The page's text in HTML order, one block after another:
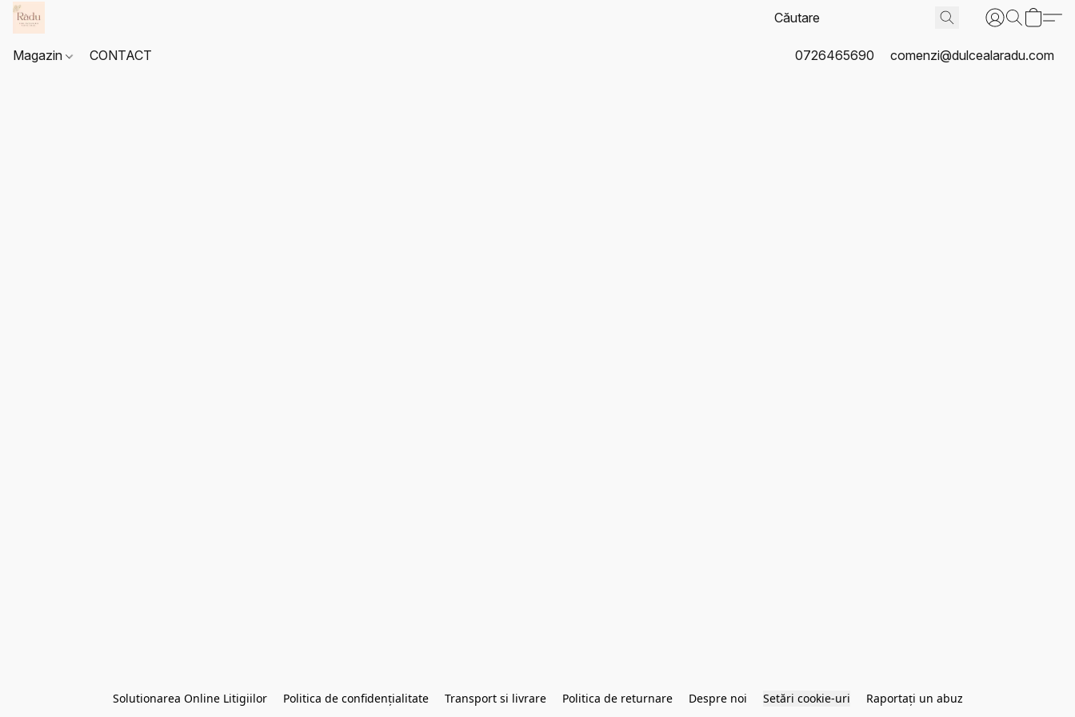
Magazin CONTACT 0726465690 comenzi@dulcealaradu.com
Solutionarea Online Litigiilor Politica de confidențialitate Transport si livrare Politica de returnare Despre noi Setări cookie-uri Raportați un abuz